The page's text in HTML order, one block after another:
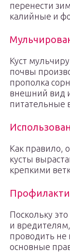
перенести
калийные и
Куст
почвы
прополка
внешний вид
питательные
Как правило,
кусты
крепкими
Поскольку
и
проводить не
основные